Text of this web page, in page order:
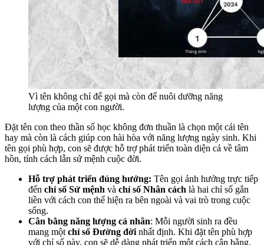
Vì tên không chỉ để gọi mà còn để nuôi dưỡng năng
lượng của một con người.
Đặt tên con theo thần số học không đơn thuần là chọn một cái tên
hay mà còn là cách giúp con hài hòa với năng lượng ngày sinh. Khi
tên gọi phù hợp, con sẽ được hỗ trợ phát triển toàn diện cả về tâm
hồn, tính cách lẫn sứ mệnh cuộc đời.
Hỗ trợ phát triển đúng hướng: Tên gọi ảnh hưởng trực tiếp
đến chỉ số Sứ mệnh và chỉ số Nhân cách là hai chỉ số gắn
liền với cách con thể hiện ra bên ngoài và vai trò trong cuộc
sống.
Cân bằng năng lượng cá nhân: Mỗi người sinh ra đều
mang một chỉ số Đường đời nhất định. Khi đặt tên phù hợp
với chỉ số này, con sẽ dễ dàng phát triển một cách cân bằng,